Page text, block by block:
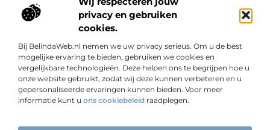
privacy en gebruiken
cookies.
Bij BelindaWeb.nl nemen we uw privacy serieus. Om u de best
mogelijke ervaring te bieden, gebruiken we cookies en
vergelijkbare technologieën. Deze helpen ons te begrijpen hoe u
onze website gebruikt, zodat wij deze kunnen verbeteren en u
gepersonaliseerde ervaringen kunnen bieden. Voor meer
informatie kunt u ons cookiebeleid raadplegen.
Bericht categorie
Onze informatie